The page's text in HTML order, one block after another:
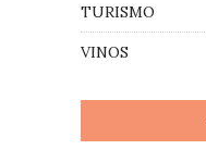
TURISMO
VINOS